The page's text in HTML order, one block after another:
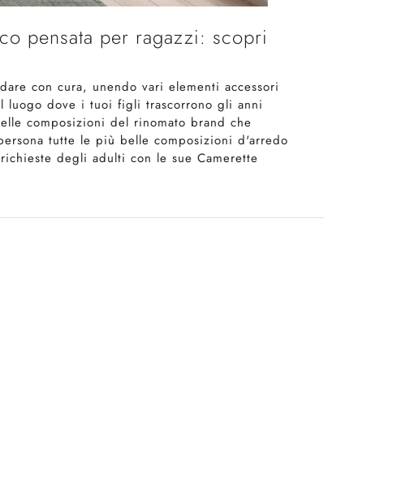
pensata per ragazzi: scopri
con cura, unendo vari elementi accessori
luogo dove i tuoi figli trascorrono gli anni
composizioni del rinomato brand che
tutte le più belle composizioni d'arredo
degli adulti con le sue Camerette